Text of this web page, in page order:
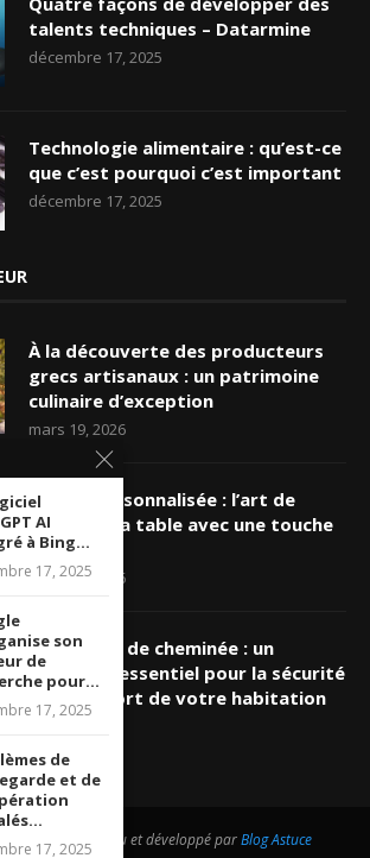
talents techniques – Datarmine
décembre 17, 2025
Technologie alimentaire : qu’est-ce
que c’est pourquoi c’est important
décembre 17, 2025
À la découverte des producteurs
grecs artisanaux : un patrimoine
culinaire d’exception
mars 19, 2026
Nappe personnalisée : l’art de
sublimer sa table avec une touche
unique
mars 16, 2026
Ramonage de cheminée : un
entretien essentiel pour la sécurité
et le confort de votre habitation
réservés. Conçu et développé parBlog Astuce
AI
à Bing...
17, 2025
son
de
pour...
17, 2025
de
et de
17, 2025